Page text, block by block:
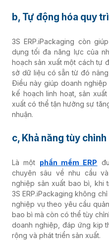
b, Tự động hóa quy
3S ERP.iPackaging còn
dụng tối đa năng lực của
hoạch sản xuất một cách tự
sở dữ liệu có sẵn từ đó
Điều này giúp doanh nghiệp
kế hoạch linh hoạt, sản
xuất có thể tận hưởng sự
nhuận.
c, Khả năng tùy chỉnh
Là một phần mềm ERP
chuyên sâu về nhu cầu
nghiệp sản xuất bao bì, khi
3S ERP.iPackaging không chỉ
nghiệp vụ theo yêu cầu
bao bì mà còn có thể tùy
doanh nghiệp, đáp ứng kịp
rộng và phát triển sản xuất.